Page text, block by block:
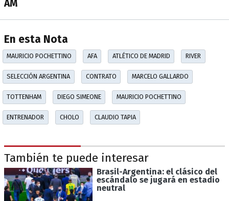
AM
En esta Nota
MAURICIO POCHETTINO AFA ATLÉTICO DE MADRID RIVER
SELECCIÓN ARGENTINA CONTRATO MARCELO GALLARDO
TOTTENHAM DIEGO SIMEONE MAURICIO POCHETTINO
ENTRENADOR CHOLO CLAUDIO TAPIA
También te puede interesar
Brasil-Argentina: el clásico del
escándalo se jugará en estadio
neutral